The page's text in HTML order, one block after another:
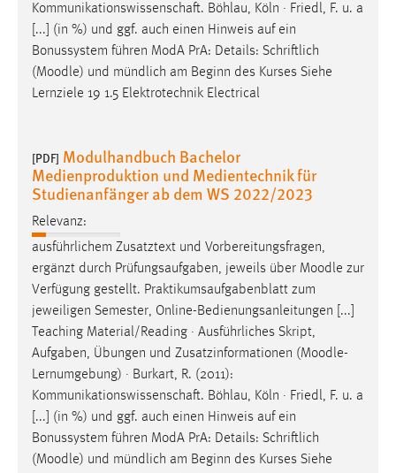
Kommunikationswissenschaft. Böhlau, Köln · Friedl, F. u. a
[...] (in %) und ggf. auch einen Hinweis auf ein
Bonussystem führen ModA PrA: Details: Schriftlich
(Moodle) und mündlich am Beginn des Kurses Siehe
Lernziele 19 1.5 Elektrotechnik Electrical
[PDF] Modulhandbuch Bachelor
Medienproduktion und Medientechnik für
Studienanfänger ab dem WS 2022/2023
Relevanz:
ausführlichem Zusatztext und Vorbereitungsfragen,
ergänzt durch Prüfungsaufgaben, jeweils über Moodle zur
Verfügung gestellt. Praktikumsaufgabenblatt zum
jeweiligen Semester, Online-Bedienungsanleitungen [...]
Teaching Material/Reading · Ausführliches Skript,
Aufgaben, Übungen und Zusatzinformationen (Moodle-
Lernumgebung) · Burkart, R. (2011):
Kommunikationswissenschaft. Böhlau, Köln · Friedl, F. u. a
[...] (in %) und ggf. auch einen Hinweis auf ein
Bonussystem führen ModA PrA: Details: Schriftlich
(Moodle) und mündlich am Beginn des Kurses Siehe